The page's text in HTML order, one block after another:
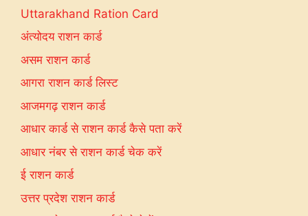
Uttarakhand Ration Card
अंत्योदय राशन कार्ड
असम राशन कार्ड
आगरा राशन कार्ड लिस्ट
आजमगढ़ राशन कार्ड
आधार कार्ड से राशन कार्ड कैसे पता करें
आधार नंबर से राशन कार्ड चेक करें
ई राशन कार्ड
उत्तर प्रदेश राशन कार्ड